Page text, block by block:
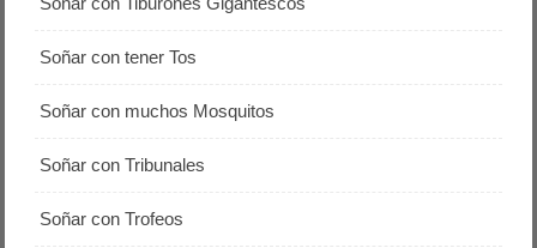
Soñar con tener Tos
Soñar con muchos Mosquitos
Soñar con Tribunales
Soñar con Trofeos